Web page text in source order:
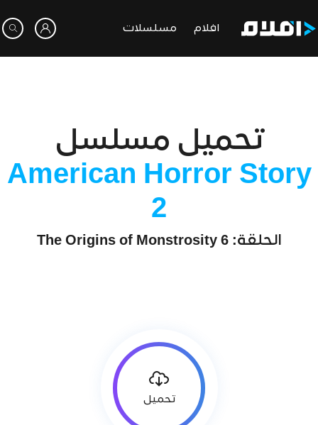
افلام مسلسلات
تحميل مسلسل
American Horror Story
2
الحلقة: 6 The Origins of Monstrosity
تحميل